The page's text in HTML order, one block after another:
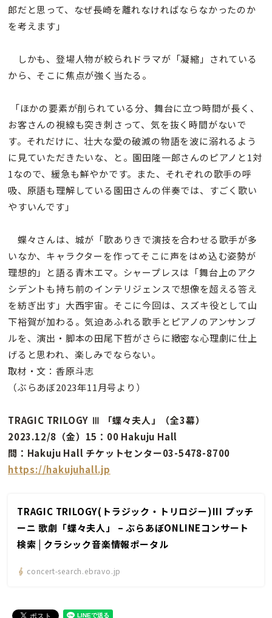
郎だと思って、なぜ長崎を離れなければならなかったのか
を考えます」
しかも、登場人物が絞られドラマが「凝縮」されている
から、そこに焦点が強く当たる。
「ほかの要素が削られている分、舞台に立つ時間が長く、
お客さんの視線も突き刺さって、気を抜く時間がないで
す。それだけに、壮大な愛の破滅の物語を波に溺れるよう
に見ていただきたいな、と。園田隆一郎さんのピアノと1対
1なので、緩急も鮮やかです。また、それぞれの歌手の呼
吸、原語も理解している園田さんの伴奏では、すごく歌い
やすいんです」
蝶々さんは、城が「歌ありきで演技を合わせる歌手が多
いなか、キャラクターを作ってそこに声をはめ込む姿勢が
理想的」と語る青木エマ。シャープレスは「舞台上のアク
シデントも持ち前のインテリジェンスで想像を超える答え
を紡ぎ出す」大西宇宙。そこに今回は、スズキ役として山
下裕賀が加わる。気迫あふれる歌手とピアノのアンサンブ
ルを、演出・脚本の田尾下哲がさらに緻密な心理劇に仕上
げると思われ、楽しみでならない。
取材・文：香原斗志
（ぶらあぼ2023年11月号より）
TRAGIC TRILOGY Ⅲ 「蝶々夫人」（全3幕）
2023.12/8（金）15：00 Hakuju Hall
問：Hakuju Hall チケットセンター03-5478-8700
https://hakujuhall.jp
TRAGIC TRILOGY(トラジック・トリロジー)III プッチ
ーニ 歌劇「蝶々夫人」 – ぶらあぼONLINEコンサート
検索 | クラシック音楽情報ポータル
concert-search.ebravo.jp